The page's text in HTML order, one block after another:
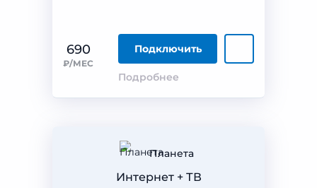
690
₽/МЕС
Подключить
Подробнее
Планета
Интернет + ТВ